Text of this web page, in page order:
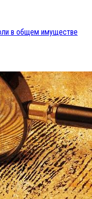
в общем имуществе